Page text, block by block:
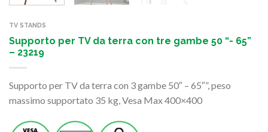
TV STANDS
Supporto per TV da terra con tre gambe 50 “- 65”
– 23219
Supporto per TV da terra con 3 gambe 50″ – 65″”, peso
massimo supportato 35 kg, Vesa Max 400×400